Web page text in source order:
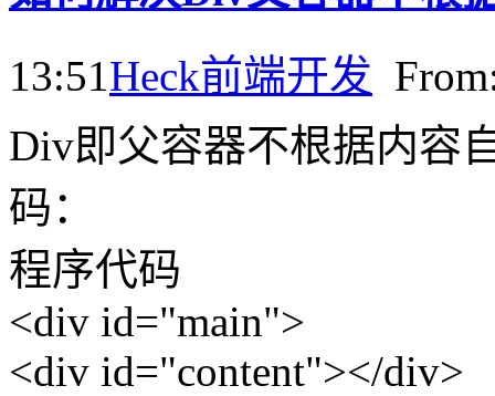
13:51Heck前端开发
Div即父容器不根据内容
码：
程序代码
<div id="main">
<div id="content"></div>